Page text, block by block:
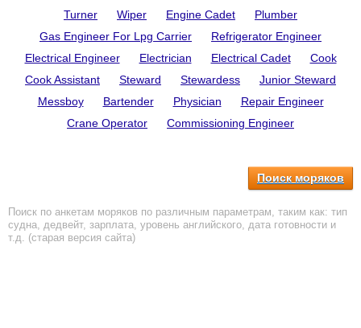
Turner
Wiper Engine Cadet
Plumber
Gas Engineer For Lpg Carrier
Refrigerator Engineer
Electrical Engineer
Electrician Electrical Cadet
Cook
Cook Assistant
Steward Stewardess
Junior Steward
Messboy
Bartender Physician
Repair Engineer
Crane Operator
Commissioning Engineer
Поиск моряков
Поиск по анкетам моряков по различным параметрам, таким как: тип
судна, дедвейт, зарплата, уровень английского, дата готовности и
т.д. (старая версия сайта)